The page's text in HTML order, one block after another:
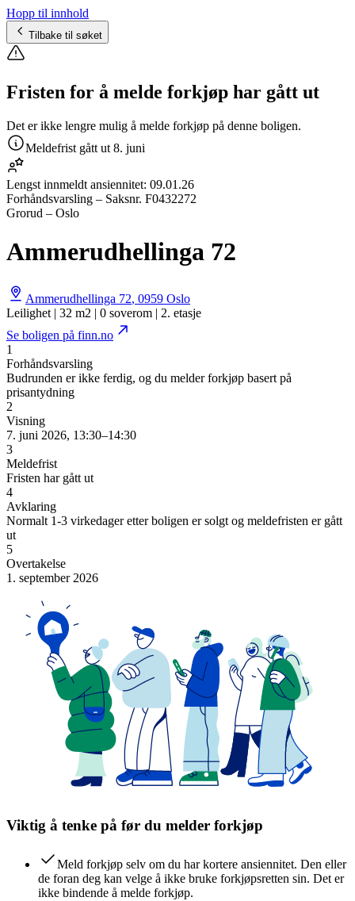
Hopp til innhold
Tilbake til søket
Fristen for å melde forkjøp har gått ut
Det er ikke lengre mulig å melde forkjøp på denne boligen.
Meldefrist gått ut 8. juni
Lengst innmeldt ansiennitet: 09.01.26
Forhåndsvarsling – Saksnr. F0432272
Grorud – Oslo
Ammerudhellinga 72
Ammerudhellinga 72, 0959 Oslo
Leilighet | 32 m2 | 0 soverom | 2. etasje
Se boligen på finn.no
1
Forhåndsvarsling
Budrunden er ikke ferdig, og du melder forkjøp basert på
prisantydning
2
Visning
7. juni 2026, 13:30–14:30
3
Meldefrist
Fristen har gått ut
4
Avklaring
Normalt 1-3 virkedager etter boligen er solgt og meldefristen er gått
ut
5
Overtakelse
1. september 2026
Viktig å tenke på før du melder forkjøp
Meld forkjøp selv om du har kortere ansiennitet. Den eller
de foran deg kan velge å ikke bruke forkjøpsretten sin. Det er
ikke bindende å melde forkjøp.